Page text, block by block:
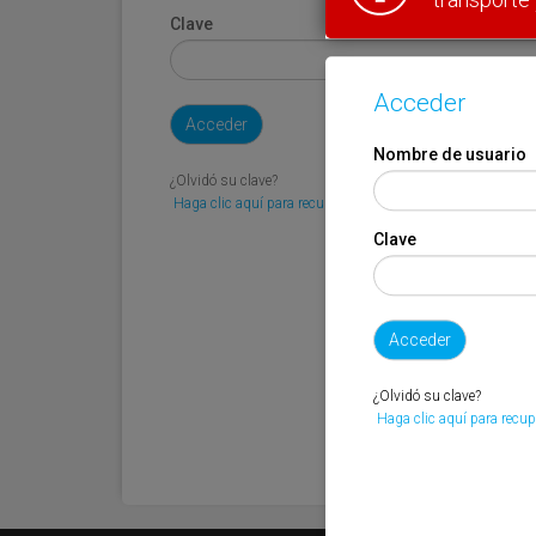
Clave
¿Olvidó su clave?
Haga clic aquí para recuperarla.
Acceder
Nombre de usuario
Clave
¿Olvidó su clave?
Haga clic aquí para